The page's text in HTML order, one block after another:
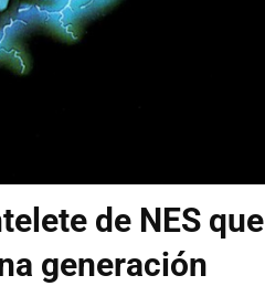
de NES que
generación